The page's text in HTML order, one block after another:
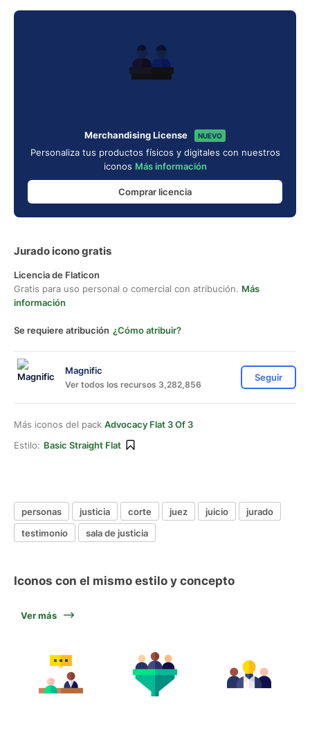
Merchandising License NUEVO
Personaliza tus productos físicos y digitales con nuestros
iconos Más información
Comprar licencia
Jurado icono gratis
Licencia de Flaticon
Gratis para uso personal o comercial con atribución. Más
información
Se requiere atribución ¿Cómo atribuir?
Magnific
Ver todos los recursos 3,282,856
Seguir
Más iconos del pack Advocacy Flat 3 Of 3
Estilo: Basic Straight Flat
personas justicia corte juez juicio
jurado
testimonio
sala de justicia
Iconos con el mismo estilo y concepto
Ver más